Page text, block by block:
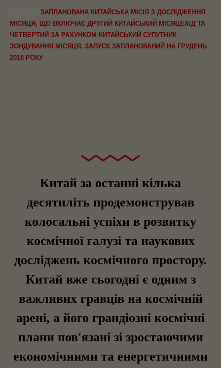
ЗАПЛАНОВАНА КИТАЙСЬКА МІСІЯ З ДОСЛІДЖЕННЯ
МІСЯЦЯ, ЩО ВКЛЮЧАЄ ДРУГИЙ КИТАЙСЬКИЙ МІСЯЦЕХІД ТА
ЧЕТВЕРТИЙ ЗА РАХУНКОМ КИТАЙСЬКИЙ СУПУТНИК
ЗОНДУВАННЯ МІСЯЦЯ. ЗАПУСК ЗАПЛАНОВАНИЙ НА ГРУДЕНЬ
2018 РОКУ
Китай за останні кілька
десятиліть продемонстрував
колосальні успіхи в розвитку
космічної галузі та наукових
досліджень космічного простору.
Китай вже сьогодні є одним з
важливих гравців на космічній
арені, а його грандіозні космічні
плани пов'язані зі зростаючими
економічними та енергетичними